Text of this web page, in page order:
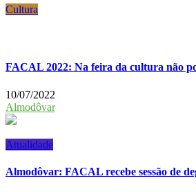
Cultura
FACAL 2022: Na feira da cultura não
10/07/2022
Almodôvar
Atualidade
Almodôvar: FACAL recebe sessão de